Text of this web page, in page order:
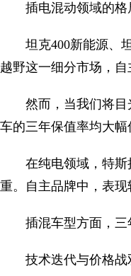
插电混动领域的
坦克400新能源、
越野这一细分市场，
然而，当我们将
车的三年保值率均大幅
在纯电领域，特
重。自主品牌中，表现
插混车型方面，三
技术迭代与价格战